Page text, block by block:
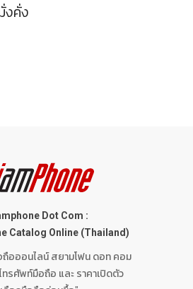
งคั่ง
Dot Com :
Catalog Online (Thailand)
อออนไลน์ สยามโฟน ดอท คอม
รศัพท์มือถือ และ ราคาเปิดตัว